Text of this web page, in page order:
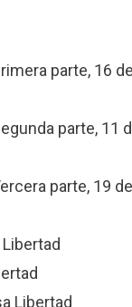
parte, 16
parte, 11
parte, 19
Libertad